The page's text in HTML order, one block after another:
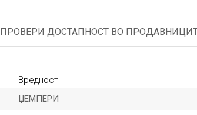
ПРОВЕРИ ДОСТАПНОСТ ВО
Вредност
ЏЕМПЕРИ